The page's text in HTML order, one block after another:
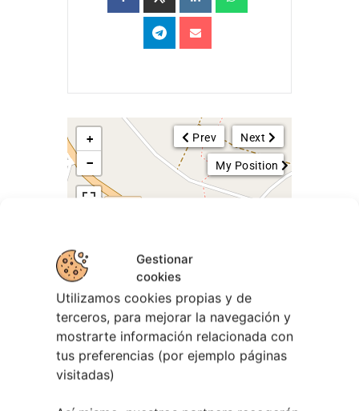
Gestionar
cookies
Utilizamos cookies propias y de
terceros, para mejorar la navegación y
mostrarte información relacionada con
tus preferencias (por ejemplo páginas
visitadas)
Next
Prev
My Position
+
−